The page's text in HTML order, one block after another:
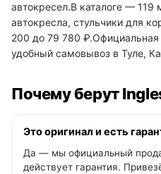
автокресел.В каталоге — 119
автокресла, стульчики для
200 до 79 780 ₽.Официальная
удобный самовывоз в Туле,
Почему берут
Это оригинал и есть
Да — мы официальный
действует гарантия.